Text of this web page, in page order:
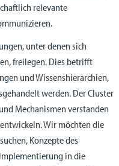
relevante
unter denen sich
freilegen. Dies betrifft
und Wissenshierarchien,
werden. Der Cluster
Mechanismen verstanden
Wir möchten die
Konzepte des
in die